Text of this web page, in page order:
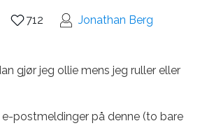
712 Jonathan Berg
gjør jeg ollie mens jeg ruller eller
postmeldinger på denne (to bare